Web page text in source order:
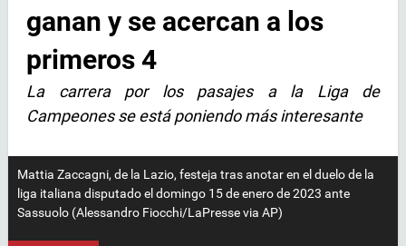
ganan y se acercan a los
primeros 4
La carrera por los pasajes a la Liga de
Campeones se está poniendo más interesante
Mattia Zaccagni, de la Lazio, festeja tras anotar en el duelo de la
liga italiana disputado el domingo 15 de enero de 2023 ante
Sassuolo (Alessandro Fiocchi/LaPresse via AP)